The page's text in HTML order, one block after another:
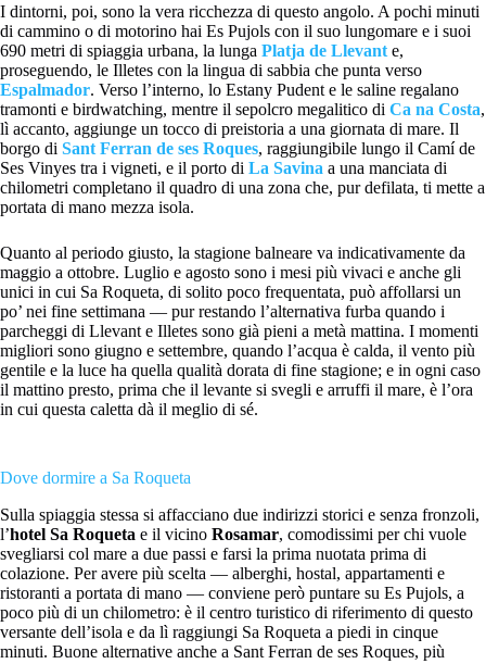
I dintorni, poi, sono la vera ricchezza di questo angolo. A pochi minuti
di cammino o di motorino hai Es Pujols con il suo lungomare e i suoi
690 metri di spiaggia urbana, la lunga Platja de Llevant e,
proseguendo, le Illetes con la lingua di sabbia che punta verso
Espalmador. Verso l’interno, lo Estany Pudent e le saline regalano
tramonti e birdwatching, mentre il sepolcro megalitico di Ca na Costa,
lì accanto, aggiunge un tocco di preistoria a una giornata di mare. Il
borgo di Sant Ferran de ses Roques, raggiungibile lungo il Camí de
Ses Vinyes tra i vigneti, e il porto di La Savina a una manciata di
chilometri completano il quadro di una zona che, pur defilata, ti mette a
portata di mano mezza isola.
Quanto al periodo giusto, la stagione balneare va indicativamente da
maggio a ottobre. Luglio e agosto sono i mesi più vivaci e anche gli
unici in cui Sa Roqueta, di solito poco frequentata, può affollarsi un
po’ nei fine settimana — pur restando l’alternativa furba quando i
parcheggi di Llevant e Illetes sono già pieni a metà mattina. I momenti
migliori sono giugno e settembre, quando l’acqua è calda, il vento più
gentile e la luce ha quella qualità dorata di fine stagione; e in ogni caso
il mattino presto, prima che il levante si svegli e arruffi il mare, è l’ora
in cui questa caletta dà il meglio di sé.
Dove dormire a Sa Roqueta
Sulla spiaggia stessa si affacciano due indirizzi storici e senza fronzoli,
l’hotel Sa Roqueta e il vicino Rosamar, comodissimi per chi vuole
svegliarsi col mare a due passi e farsi la prima nuotata prima di
colazione. Per avere più scelta — alberghi, hostal, appartamenti e
ristoranti a portata di mano — conviene però puntare su Es Pujols, a
poco più di un chilometro: è il centro turistico di riferimento di questo
versante dell’isola e da lì raggiungi Sa Roqueta a piedi in cinque
minuti. Buone alternative anche a Sant Ferran de ses Roques, più